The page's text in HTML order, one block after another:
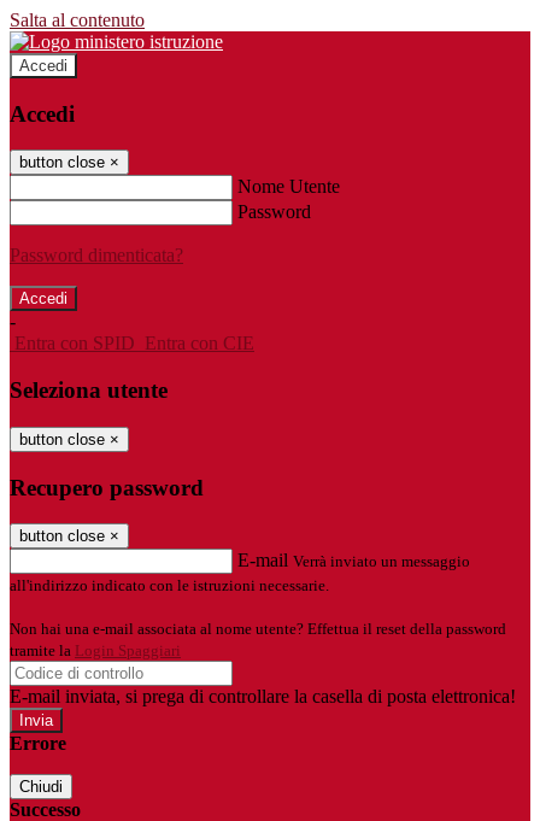
Salta al contenuto
Accedi
Accedi
button close ×
Nome Utente
Password
Password dimenticata?
-
Entra con SPID Entra con CIE
Seleziona utente
button close ×
Recupero password
button close ×
E-mail Verrà inviato un messaggio
all'indirizzo indicato con le istruzioni necessarie.
Non hai una e-mail associata al nome utente? Effettua il reset della password
tramite la Login Spaggiari
E-mail inviata, si prega di controllare la casella di posta elettronica!
Errore
Chiudi
Successo